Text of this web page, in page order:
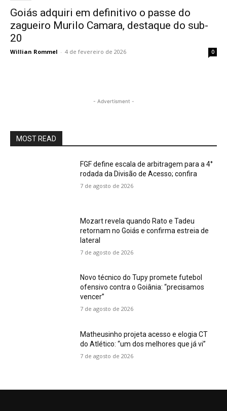
Goiás adquiri em definitivo o passe do
zagueiro Murilo Camara, destaque do sub-
20
Willian Rommel - 4 de fevereiro de 2026 0
- Advertisment -
MOST READ
FGF define escala de arbitragem para a 4°
rodada da Divisão de Acesso; confira
7 de agosto de 2026
Mozart revela quando Rato e Tadeu
retornam no Goiás e confirma estreia de
lateral
7 de agosto de 2026
Novo técnico do Tupy promete futebol
ofensivo contra o Goiânia: “precisamos
vencer”
7 de agosto de 2026
Matheusinho projeta acesso e elogia CT
do Atlético: “um dos melhores que já vi”
7 de agosto de 2026